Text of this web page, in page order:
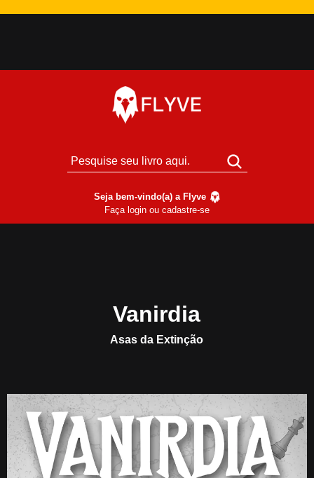
Seja bem-vindo(a) a Flyve
Faça login ou cadastre-se
Vanirdia
Asas da Extinção